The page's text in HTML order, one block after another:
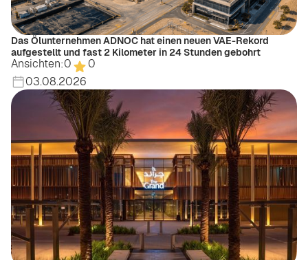
Das Ölunternehmen ADNOC hat einen neuen VAE-Rekord
aufgestellt und fast 2 Kilometer in 24 Stunden gebohrt
Ansichten:0
0
03.08.2026